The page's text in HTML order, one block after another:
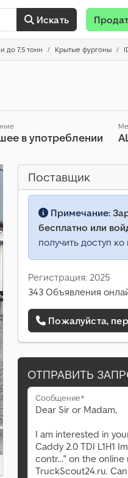
Искать
до 7,5 тонн Крытые фургоны
в употреблении
Поставщик
Примечание:
бесплатно или
получить доступ
Регистрация: 2025
343 Объявления
Пожалуйста,
ОТПРАВИТЬ
Сообщение*